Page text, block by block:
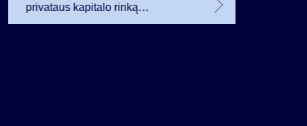
privataus kapitalo rinką
investuojantį fondą pritraukė 17,4